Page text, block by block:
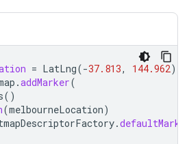
= LatLng(-37.813, 144.962)
.addMarker(
()
(melbourneLocation)
.